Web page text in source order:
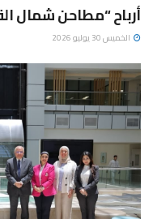
أرباح “مطاحن شمال
الخميس 30 يوليو 2026